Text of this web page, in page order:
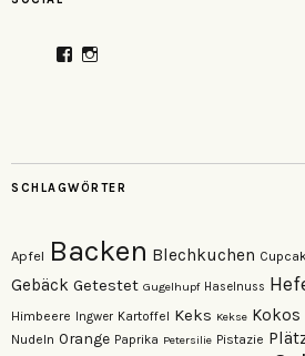
ProfilProfil
SCHLAGWÖRTER
Apfel Backen Blechkuchen
Gebäck Getestet Gugelhupf Haselnuss
Himbeere Ingwer Kartoffel Keks Kekse Kokos
Nudeln Orange Paprika Petersilie Pistazie